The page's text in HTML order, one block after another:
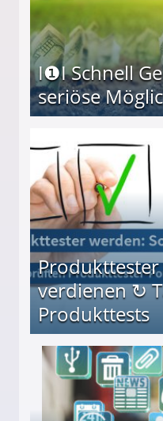
I❶I Schnell
seriöse
verdienen ↻
Produkttests
↻ Täglich neue